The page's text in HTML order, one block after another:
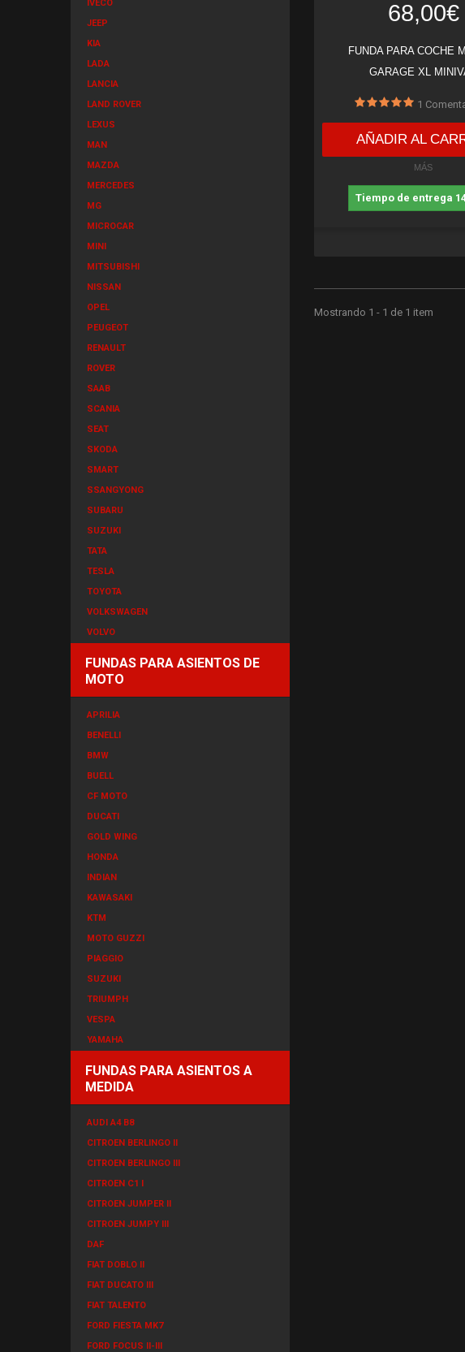
IVECO
JEEP
KIA
LADA
LANCIA
LAND ROVER
LEXUS
MAN
MAZDA
MERCEDES
MG
MICROCAR
MINI
MITSUBISHI
NISSAN
OPEL
PEUGEOT
RENAULT
ROVER
SAAB
SCANIA
SEAT
SKODA
SMART
SSANGYONG
SUBARU
SUZUKI
TATA
TESLA
TOYOTA
VOLKSWAGEN
VOLVO
FUNDAS PARA ASIENTOS DE
MOTO
APRILIA
BENELLI
BMW
BUELL
CF MOTO
DUCATI
GOLD WING
HONDA
INDIAN
KAWASAKI
KTM
MOTO GUZZI
PIAGGIO
SUZUKI
TRIUMPH
VESPA
YAMAHA
FUNDAS PARA ASIENTOS A
MEDIDA
AUDI A4 B8
CITROEN BERLINGO II
CITROEN BERLINGO III
CITROEN C1 I
CITROEN JUMPER II
CITROEN JUMPY III
DAF
FIAT DOBLO II
FIAT DUCATO III
FIAT TALENTO
FORD FIESTA MK7
FORD FOCUS II-III
68,00€
FUNDA PARA COCHE
GARAGE XL
1
AÑADIR AL
MÁS
Tiempo de entrega
Mostrando 1 - 1 de 1 item